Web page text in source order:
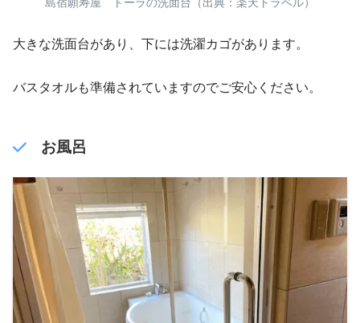
大きな洗面台があり、下には洗濯カゴがあります。
バスタオルも準備されていますのでご安心ください。
お風呂